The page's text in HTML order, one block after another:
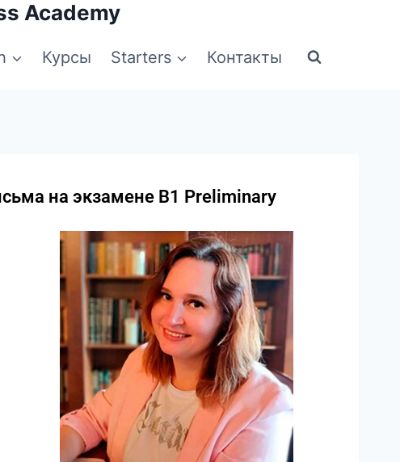
Academy
Курсы Starters Контакты
на экзамене B1 Preliminary